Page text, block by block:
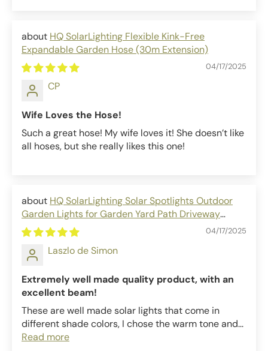
HQ SolarLighting Flexible Kink-Free
Expandable Garden Hose (30m Extension)
04/17/2025
CP
Wife Loves the Hose!
Such a great hose! My wife loves it! She doesn’t like
all hoses, but she really likes this one!
HQ SolarLighting Solar Spotlights Outdoor
Garden Lights for Garden Yard Path Driveway
Porch Walkway
04/17/2025
Laszlo de Simon
Extremely well made quality product, with an
excellent beam!
These are well made solar lights that come in
different shade colors, I chose the warm tone and...
Read more